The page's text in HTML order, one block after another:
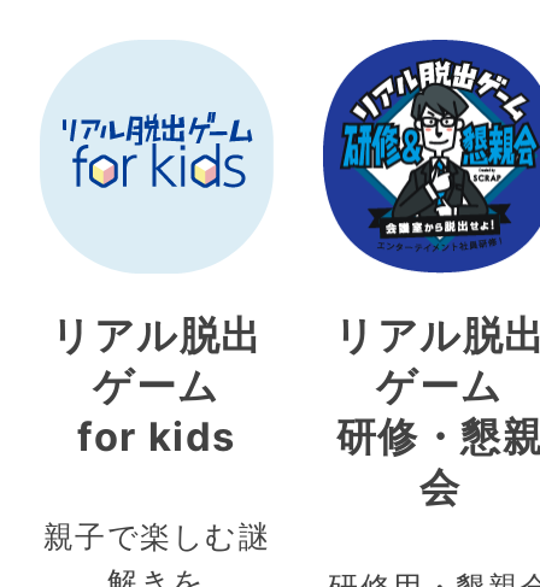
リアル脱出
ゲーム
for kids
親子で楽しむ謎
リアル脱
ゲーム
研修・懇
会